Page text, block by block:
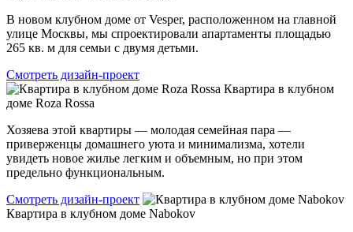
В новом клубном доме от Vesper, расположенном на главной
улице Москвы, мы спроектировали апартаменты площадью
265 кв. м для семьи с двумя детьми.
Смотреть дизайн-проект
Квартира в клубном
доме Roza Rossa
Хозяева этой квартиры — молодая семейная пара —
приверженцы домашнего уюта и минимализма, хотели
увидеть новое жилье легким и объемным, но при этом
предельно функциональным.
Смотреть дизайн-проект
Квартира в клубном доме Nabokov